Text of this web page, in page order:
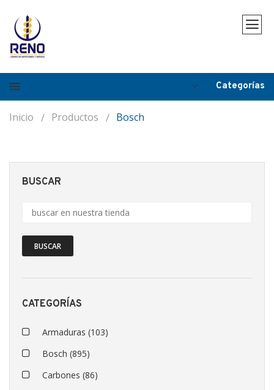
Categorías
Inicio Productos Bosch
BUSCAR
BUSCAR
CATEGORÍAS
Armaduras (103)
Bosch (895)
Carbones (86)